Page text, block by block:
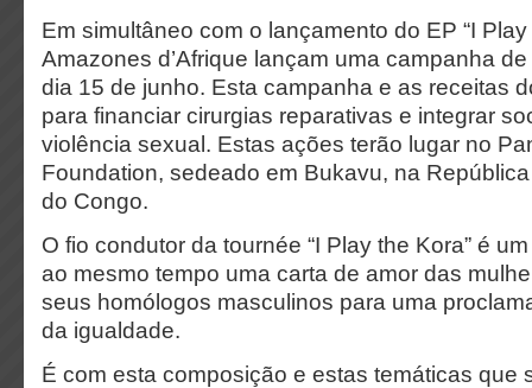
Em simultâneo com o lançamento do EP “I Play
Amazones d’Afrique lançam uma campanha de
dia 15 de junho. Esta campanha e as receitas
para financiar cirurgias reparativas e integrar
violência sexual. Estas ações terão lugar no
Foundation, sedeado em Bukavu, na
do Congo.
O fio condutor da tournée “I Play the Kora” é
ao mesmo tempo uma carta de amor das
seus homólogos masculinos para uma
da igualdade.
É com esta composição e estas temáticas que